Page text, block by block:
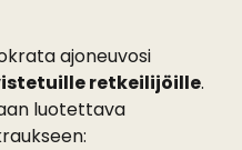
ajoneuvosi
retkeilijöille.
luotettava